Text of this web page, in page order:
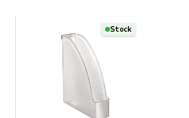
Stock